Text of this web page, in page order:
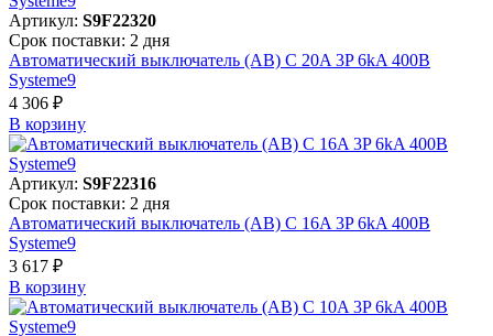
Артикул: S9F22320
Срок поставки: 2 дня
Автоматический выключатель (АВ) C 20A 3P 6kA 400В
Systeme9
4 306 ₽
В корзинy
Артикул: S9F22316
Срок поставки: 2 дня
Автоматический выключатель (АВ) C 16A 3P 6kA 400В
Systeme9
3 617 ₽
В корзинy